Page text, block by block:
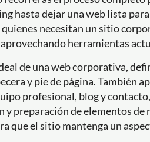
hasta dejar una web lista
quienes necesitan un sitio
herramientas
de una web corporativa,
y pie de página. También
profesional, blog y
y preparación de elementos
que el sitio mantenga un